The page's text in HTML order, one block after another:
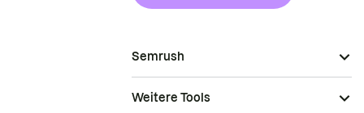
Semrush
Weitere Tools